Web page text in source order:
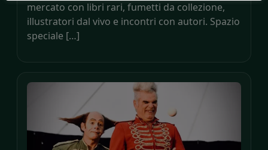
mercato con libri rari, fumetti da collezione,
illustratori dal vivo e incontri con autori. Spazio
speciale […]